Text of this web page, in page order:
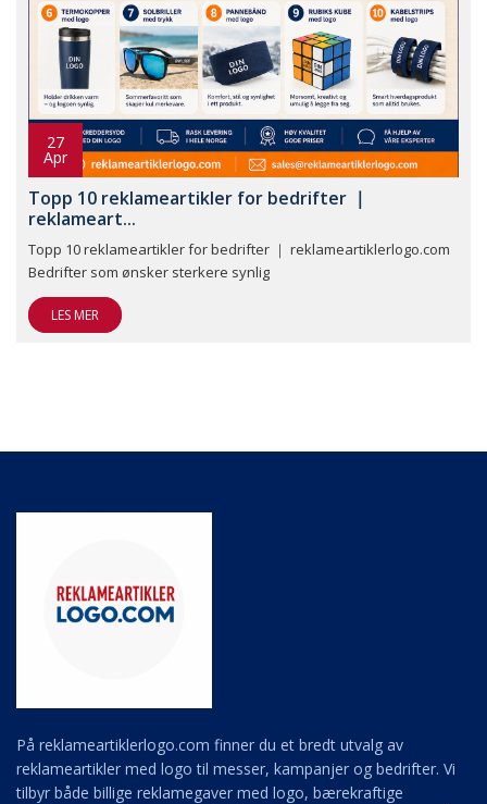
27
Apr
Topp 10 reklameartikler for bedrifter ｜
reklameart...
Topp 10 reklameartikler for bedrifter ｜ reklameartiklerlogo.com
Bedrifter som ønsker sterkere synlig
LES MER
På reklameartiklerlogo.com finner du et bredt utvalg av
reklameartikler med logo til messer, kampanjer og bedrifter. Vi
tilbyr både billige reklamegaver med logo, bærekraftige